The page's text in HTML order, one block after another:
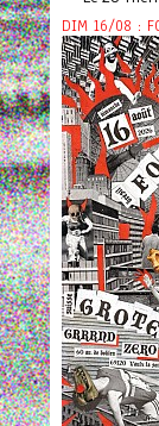
DIM 16/08 :